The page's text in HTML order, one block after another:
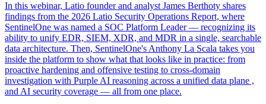
In this webinar, Latio founder and analyst James Berthoty shares
findings from the 2026 Latio Security Operations Report, where
SentinelOne was named a SOC Platform Leader — recognizing its
ability to unify EDR, SIEM, XDR, and MDR in a single, searchable
data architecture. Then, SentinelOne's Anthony La Scala takes you
inside the platform to show what that looks like in practice: from
proactive hardening and offensive testing to cross-domain
investigation with Purple AI reasoning across a unified data plane ,
and AI security coverage — all from one place.